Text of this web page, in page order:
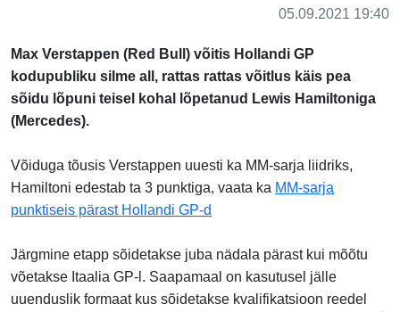
05.09.2021 19:40
Max Verstappen (Red Bull) võitis Hollandi GP
kodupubliku silme all, rattas rattas võitlus käis pea
sõidu lõpuni teisel kohal lõpetanud Lewis Hamiltoniga
(Mercedes).
Võiduga tõusis Verstappen uuesti ka MM-sarja liidriks,
Hamiltoni edestab ta 3 punktiga, vaata ka MM-sarja
punktiseis pärast Hollandi GP-d
Järgmine etapp sõidetakse juba nädala pärast kui mõõtu
võetakse Itaalia GP-l. Saapamaal on kasutusel jälle
uuenduslik formaat kus sõidetakse kvalifikatsioon reedel